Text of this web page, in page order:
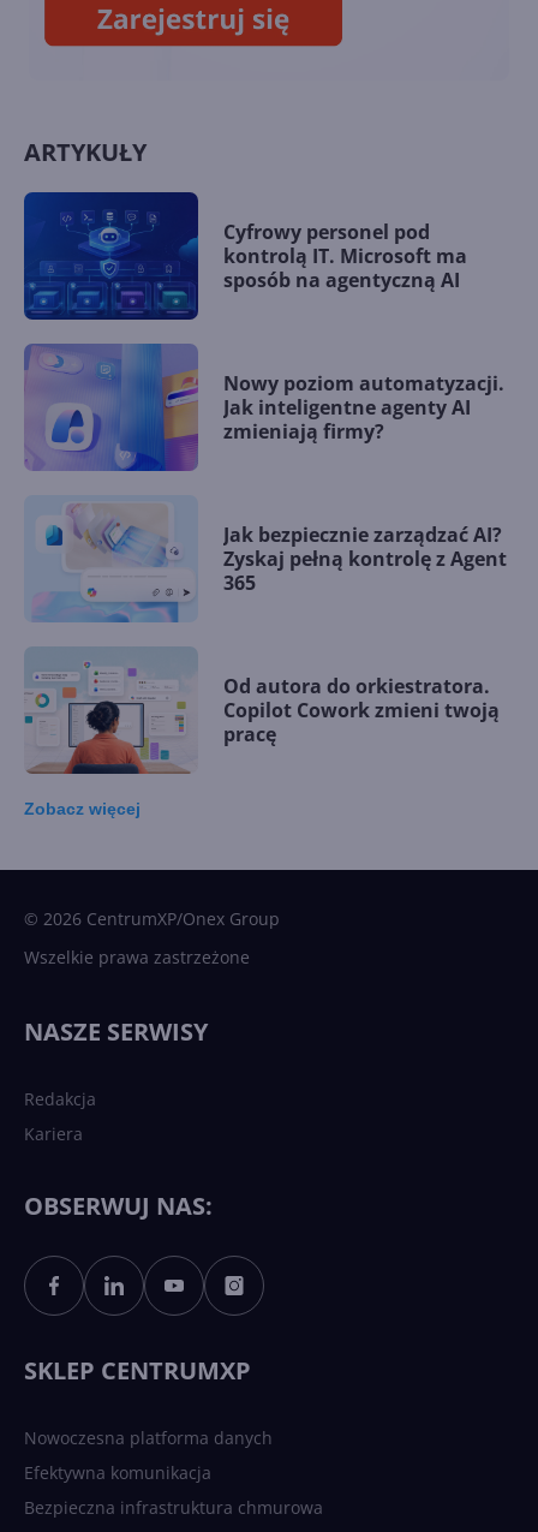
ARTYKUŁY
Cyfrowy personel pod
kontrolą IT. Microsoft ma
sposób na agentyczną AI
Nowy poziom automatyzacji.
Jak inteligentne agenty AI
zmieniają firmy?
Jak bezpiecznie zarządzać AI?
Zyskaj pełną kontrolę z Agent
365
Od autora do orkiestratora.
Copilot Cowork zmieni twoją
pracę
Sztuczna inteligencja po
polsku. Dość barier
Zobacz więcej
© 2026 CentrumXP/Onex Group
Wszelkie prawa zastrzeżone
NASZE SERWISY
Redakcja
Kariera
OBSERWUJ NAS:
SKLEP CENTRUMXP
Nowoczesna platforma danych
Efektywna komunikacja
Bezpieczna infrastruktura chmurowa